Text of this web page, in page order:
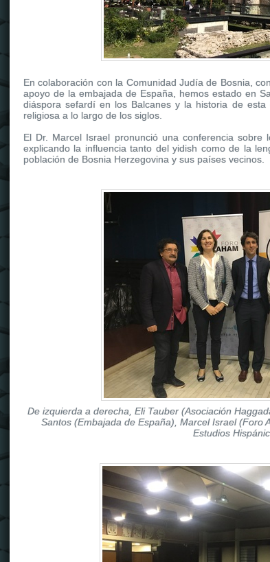
En colaboración con la Comunidad Judía de Bosnia,
apoyo de la embajada de España, hemos estado en
diáspora sefardí en los Balcanes y la historia de
religiosa a lo largo de los siglos.
El Dr. Marcel Israel pronunció una conferencia sobre
explicando la influencia tanto del yidish como de la
población de Bosnia Herzegovina y sus países vecinos.
De izquierda a derecha, Eli Tauber (Asociación
Santos (Embajada de España), Marcel Israel (Foro
Estudios